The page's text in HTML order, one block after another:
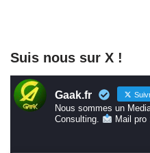
Suis nous sur X !
Gaak.fr
Nous sommes un
Consulting.
Mail